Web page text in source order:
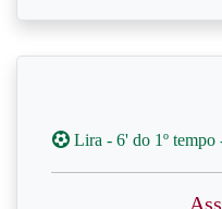
Lira - 6' do 1º tempo